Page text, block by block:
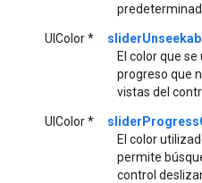
UIColor *
El color que
progreso que
vistas del
UIColor *
El color
permite
control